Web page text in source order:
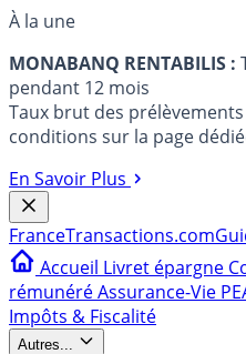
À la une
MONABANQ RENTABILIS :
pendant 12 mois
Taux brut des
conditions sur la page
En Savoir Plus
FranceTransactions.com
Accueil Livret épargne
rémunéréAssurance-Vie
Impôts & Fiscalité
Autres...